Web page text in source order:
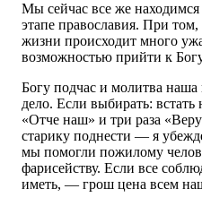
Мы сейчас все же находимся
этапе православия. При
жизни происходит много
возможностью прийти к
Богу подчас и молитва
дело. Если выбирать: встать
«Отче наш» и три раза
старику поднести — я
мы помогли пожилому
фарисейству. Если все
иметь, — грош цена всем